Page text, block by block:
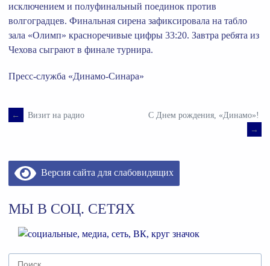
исключением и полуфинальный поединок против
волгоградцев. Финальная сирена зафиксировала на табло
зала «Олимп» красноречивые цифры 33:20. Завтра ребята из
Чехова сыграют в финале турнира.
Пресс-служба «Динамо-Синара»
Навигация
по
записям
← Визит на радио
С Днем рождения, «Динамо»!
→
Версия сайта для слабовидящих
МЫ В СОЦ. СЕТЯХ
Найти: